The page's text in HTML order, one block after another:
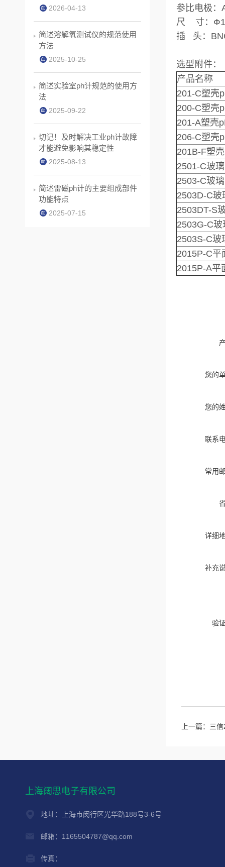
参比电极：
尺 寸：
插 头：
选型附件：
产品名称
201-C塑壳
200-C塑壳
201-A塑壳
206-C塑壳
201B-F塑
2501-C玻
2503-C玻
2503D-C玻
2503DT-S
2503G-C
2503S-C玻
2015P-C平
2015P-A平
您的
您的
联系
常用
详细
补充
验
上一篇： 三
2026-04-13
简述溶解氧测试仪的规范使用
方法
2025-10-25
简述实验室ph计规范的使用方
法
2025-09-22
切记！及时解决工业ph计故障
才能避免影响其稳定性
2025-08-13
简述雷磁ph计的主要组成部件
功能特点
2025-07-15
上海阔思电子有限公司
地址：上海市闵行区光华路188号3-6号
邮箱：1165504787@qq.com
传真：